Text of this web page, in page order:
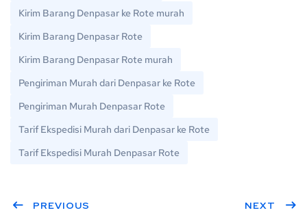
Kirim Barang Denpasar ke Rote murah
Kirim Barang Denpasar Rote
Kirim Barang Denpasar Rote murah
Pengiriman Murah dari Denpasar ke Rote
Pengiriman Murah Denpasar Rote
Tarif Ekspedisi Murah dari Denpasar ke Rote
Tarif Ekspedisi Murah Denpasar Rote
PREVIOUS NEXT